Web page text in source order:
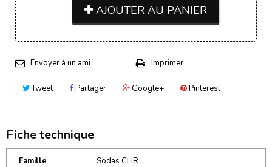
AJOUTER AU PANIER
Envoyer à un ami Imprimer
Tweet Partager Google+ Pinterest
Fiche technique
Famille Sodas CHR